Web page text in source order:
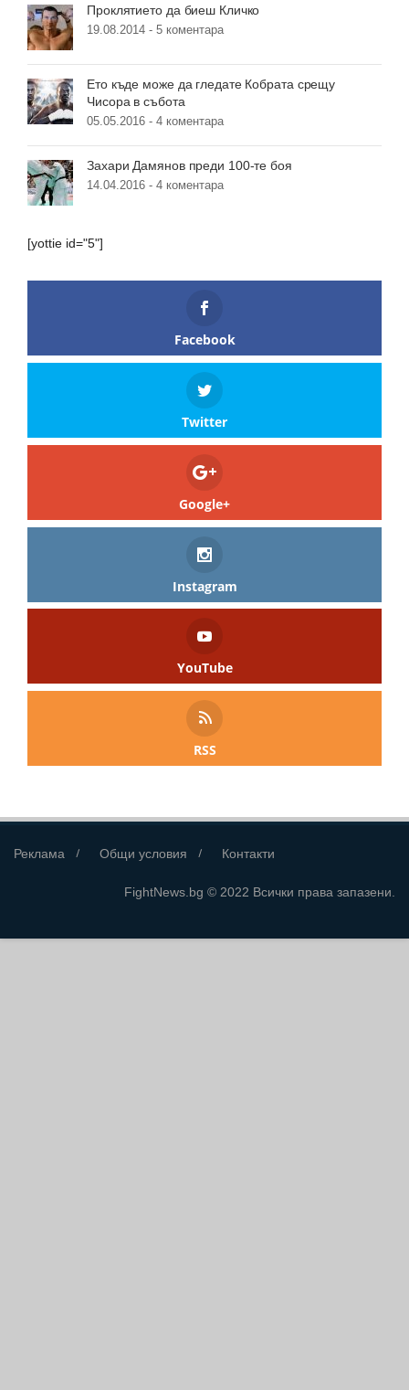
Проклятието да биеш Кличко
19.08.2014 - 5 коментара
Ето къде може да гледате Кобрата срещу
Чисора в събота
05.05.2016 - 4 коментара
Захари Дамянов преди 100-те боя
14.04.2016 - 4 коментара
[yottie id="5"]
Facebook
Twitter
Google+
Instagram
YouTube
RSS
Реклама Общи условия Контакти
FightNews.bg © 2022 Всички права запазени.